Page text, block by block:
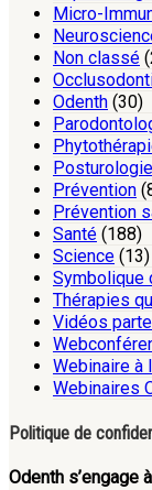
Micro-
Non classé
Odenth (30)
Posturologie
Prévention
Prévention
Santé (188)
Science (13)
Symbolique
Thérapies
Vidéos
Webinaire à
Webinaires
Politique de
Odenth s’engage